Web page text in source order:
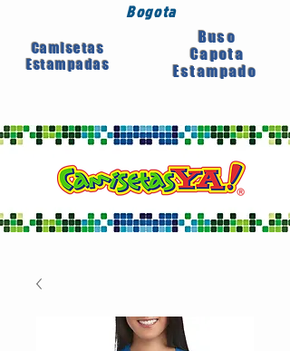
Bogota
Camisetas
Estampadas
Buso
Capota
Estampado